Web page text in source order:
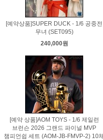
[예약상품]SUPER DUCK - 1/6 공중전
무녀 (SET095)
240,000원
[예약 상품]AOM TOYS - 1/6 제일런
브런슨 2026 그랜드 파이널 MVP
챔피언쉽 세트 (AOM-JB-FMVP-2) 10체